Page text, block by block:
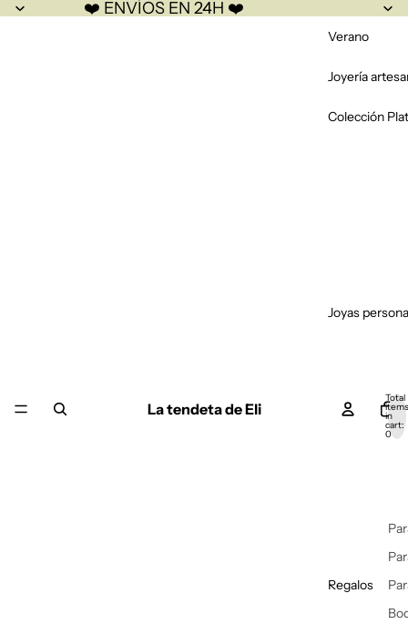
❤️ ENVÍOS EN 24H ❤️
La tendeta de Eli
Verano
Joyería
Colección
Joyas
Regalos
Total
items
in
cart:
0